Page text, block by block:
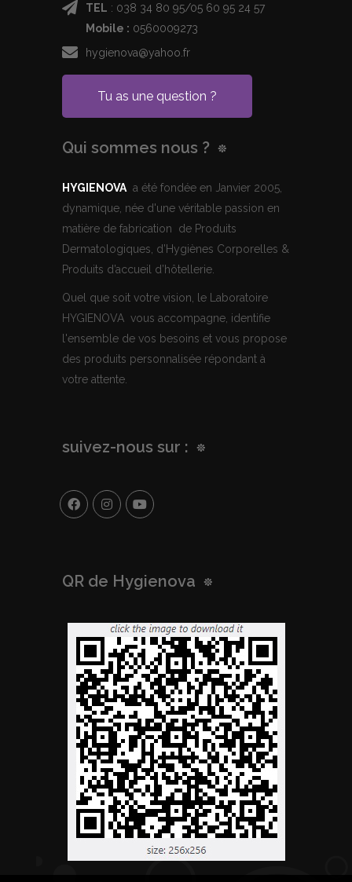
TEL : 038 34 80 95/05 60 95 24 57
Mobile : 0560009273
hygienova@yahoo.fr
Tu as une question ?
Qui sommes nous ?
HYGIENOVA a été fondée en Janvier 2005,
dynamique, née d'une véritable passion en
matière de fabrication de Produits
Dermatologiques, d’Hygiènes Corporelles &
Produits d’accueil d’hôtellerie.
Quel que soit votre vision, le Laboratoire
HYGIENOVA vous accompagne, identifie
l'ensemble de vos besoins et vous propose
des produits personnalisée répondant à
votre attente.
suivez-nous sur :
QR de Hygienova